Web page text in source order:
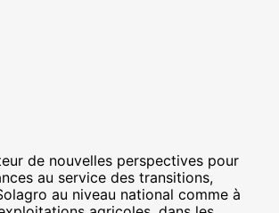
de nouvelles perspectives pour
au service des transitions,
au niveau national comme à